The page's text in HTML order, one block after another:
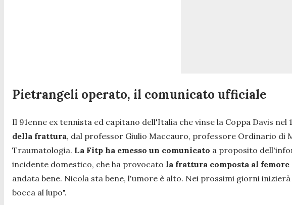
Pietrangeli operato, il comunicato ufficiale
Il 91enne ex tennista ed capitano dell'Italia che vinse la Coppa Davis
della frattura, dal professor Giulio Maccauro, professore Ordinario di
Traumatologia. La Fitp ha emesso un comunicato a proposito
incidente domestico, che ha provocato la frattura composta al femore
andata bene. Nicola sta bene, l'umore è alto. Nei prossimi giorni
bocca al lupo".